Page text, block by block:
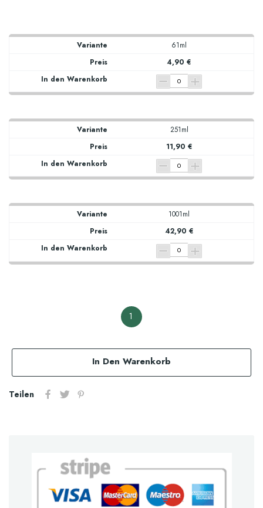
61ml
4,90 €
251ml
11,90 €
1001ml
42,90 €
1
In Den Warenkorb
Teilen